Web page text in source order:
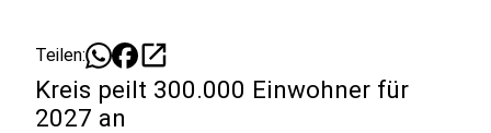
Teilen: open_in_new
Kreis peilt 300.000 Einwohner für
2027 an